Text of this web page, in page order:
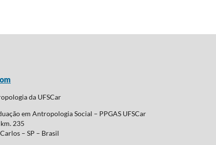
da UFSCar
em Antropologia Social – PPGAS UFSCar
235
– SP – Brasil